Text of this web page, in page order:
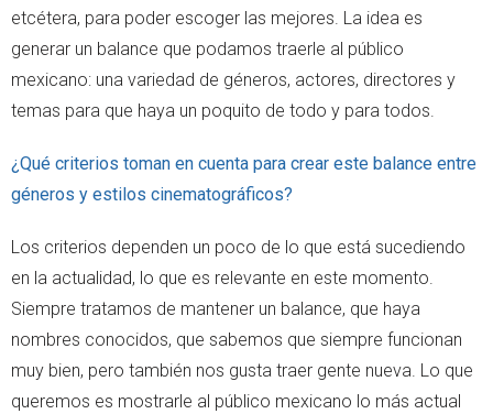
etcétera, para poder escoger las mejores. La idea es
generar un balance que podamos traerle al público
mexicano: una variedad de géneros, actores, directores y
temas para que haya un poquito de todo y para todos.
¿Qué criterios toman en cuenta para crear este balance entre
géneros y estilos cinematográficos?
Los criterios dependen un poco de lo que está sucediendo
en la actualidad, lo que es relevante en este momento.
Siempre tratamos de mantener un balance, que haya
nombres conocidos, que sabemos que siempre funcionan
muy bien, pero también nos gusta traer gente nueva. Lo que
queremos es mostrarle al público mexicano lo más actual